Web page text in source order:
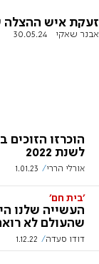
זעקת איש ההצלה
אבנר שאקי 30.05.24
הוכרזו הזוכים
לשנת 2022
אורלי הררי 1.01.23
'בית חם'
העשייה שלנו
שהעולם לא
דודו סעדה 1.12.22